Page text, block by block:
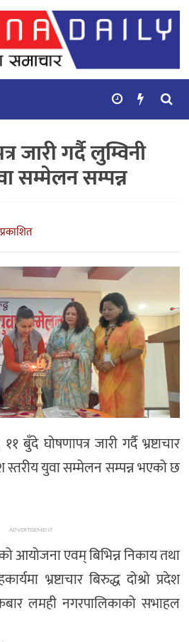
जारी गर्दै लुम्विनी
सम्मेलन सम्पन्न
बुँदे घोषणापत्र जारी गर्दै भ्रष्टाचार
स्तरीय युवा सम्मेलन सम्पन्न भएको छ
ADVERTISEMENT
आयोजना एवम् बिभिन्न निकाय तथा
भ्रष्टाचार बिरुद्ध दोश्रो प्रदेश
लमही नगरपालिकाको सभाहल